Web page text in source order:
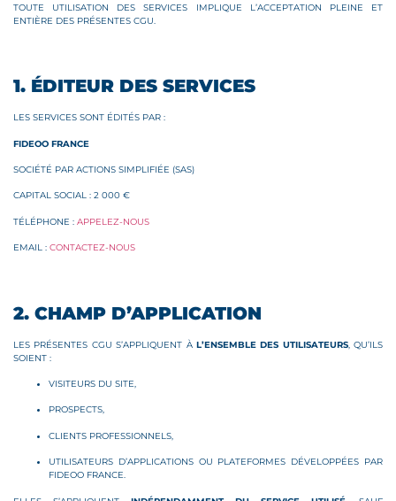
TOUTE UTILISATION DES SERVICES IMPLIQUE L’ACCEPTATION PLEINE ET
ENTIÈRE DES PRÉSENTES CGU.
1. ÉDITEUR DES SERVICES
LES SERVICES SONT ÉDITÉS PAR :
FIDEOO FRANCE
SOCIÉTÉ PAR ACTIONS SIMPLIFIÉE (SAS)
CAPITAL SOCIAL : 2 000 €
TÉLÉPHONE : APPELEZ-NOUS
EMAIL : CONTACTEZ-NOUS
2. CHAMP D’APPLICATION
LES PRÉSENTES CGU S’APPLIQUENT À L’ENSEMBLE DES UTILISATEURS, QU’ILS
SOIENT :
VISITEURS DU SITE,
PROSPECTS,
CLIENTS PROFESSIONNELS,
UTILISATEURS D’APPLICATIONS OU PLATEFORMES DÉVELOPPÉES PAR
FIDEOO FRANCE.